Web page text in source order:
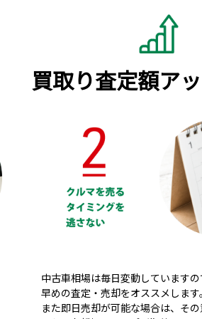
買取り査定額ア
中古車相場は毎日変動しています
早めの査定・売却をオススメします。
また即日売却が可能な場合は、そ